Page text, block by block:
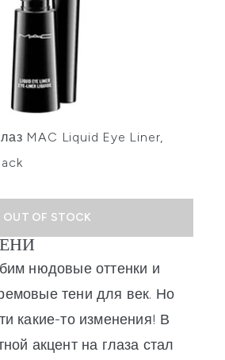
MAC Liquid Eye Liner,
OUT OF STOCK
нюдовые оттенки и
тени для век. Но
какие-то изменения! В
акцент на глаза стал